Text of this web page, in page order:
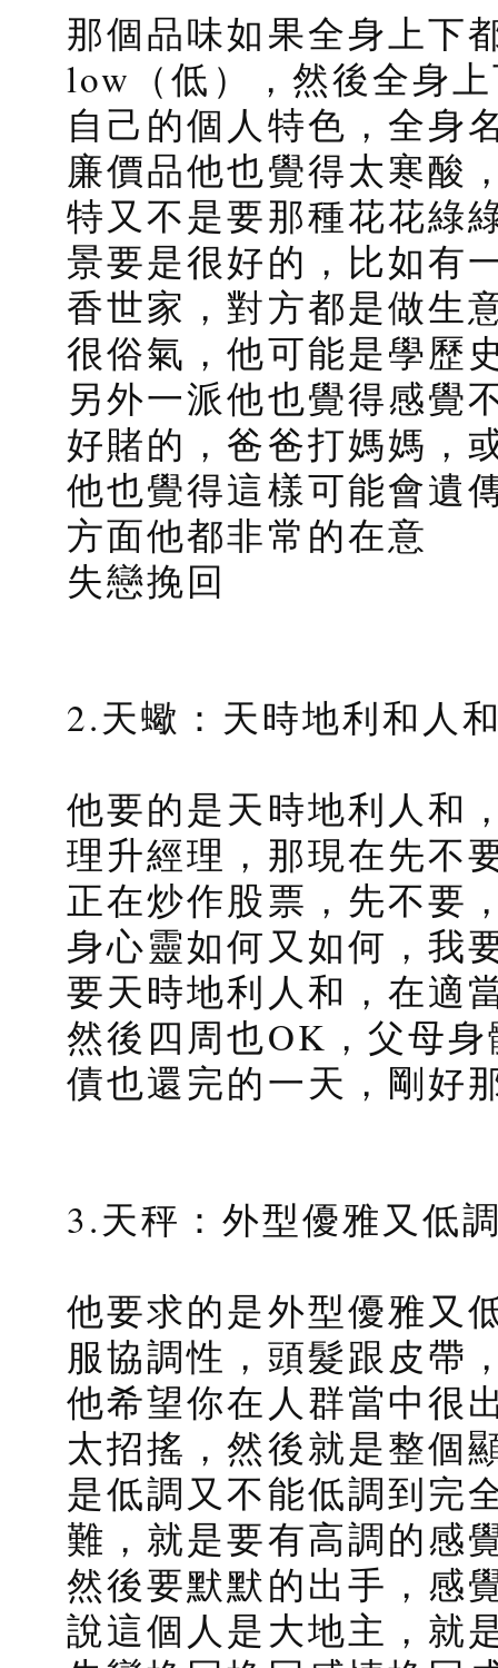
那個品味如果全身上下
low（低），然後全身
自己的個人特色，全身
廉價品他也覺得太寒酸
特又不是要那種花花綠
景要是很好的，比如有
香世家，對方都是做生
很俗氣，他可能是學歷
另外一派他也覺得感覺
好賭的，爸爸打媽媽，
他也覺得這樣可能會遺
方面他都非常的在意
失戀挽回
2.天蠍：天時地利和人
他要的是天時地利人和
理升經理，那現在先不
正在炒作股票，先不要
身心靈如何又如何，我
要天時地利人和，在適
然後四周也OK，父母
債也還完的一天，剛好
3.天秤：外型優雅又低
他要求的是外型優雅又
服協調性，頭髮跟皮帶
他希望你在人群當中很
太招搖，然後就是整個
是低調又不能低調到完
難，就是要有高調的感
然後要默默的出手，感
說這個人是大地主，就